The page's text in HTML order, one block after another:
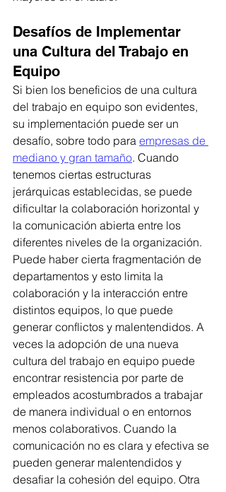
Desafíos de Implementar
una Cultura del Trabajo en
Equipo
Si bien los beneficios de una cultura
del trabajo en equipo son evidentes,
su implementación puede ser un
desafío, sobre todo para empresas de
mediano y gran tamaño. Cuando
tenemos ciertas estructuras
jerárquicas establecidas, se puede
dificultar la colaboración horizontal y
la comunicación abierta entre los
diferentes niveles de la organización.
Puede haber cierta fragmentación de
departamentos y esto limita la
colaboración y la interacción entre
distintos equipos, lo que puede
generar conflictos y malentendidos. A
veces la adopción de una nueva
cultura del trabajo en equipo puede
encontrar resistencia por parte de
empleados acostumbrados a trabajar
de manera individual o en entornos
menos colaborativos. Cuando la
comunicación no es clara y efectiva se
pueden generar malentendidos y
desafiar la cohesión del equipo. Otra